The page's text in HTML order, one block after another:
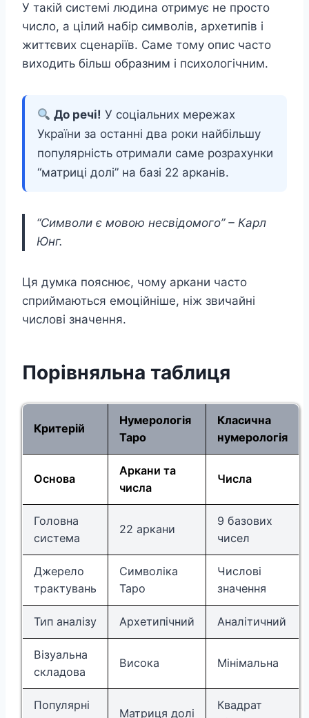
У такій системі людина отримує не просто
число, а цілий набір символів, архетипів і
життєвих сценаріїв. Саме тому опис часто
виходить більш образним і психологічним.
До речі! У соціальних мережах
України за останні два роки найбільшу
популярність отримали саме розрахунки
“матриці долі” на базі 22 арканів.
“Символи є мовою несвідомого” – Карл
Юнг.
Ця думка пояснює, чому аркани часто
сприймаються емоційніше, ніж звичайні
числові значення.
Порівняльна таблиця
Критерій
Нумерологія
Таро
Класична
нумерологія
Основа
Аркани та
числа
Числа
Головна
система
22 аркани
9 базових
чисел
Джерело
трактувань
Символіка
Таро
Числові
значення
Тип аналізу Архетипічний Аналітичний
Візуальна
складова
Висока Мінімальна
Популярні
Матриця долі
Квадрат